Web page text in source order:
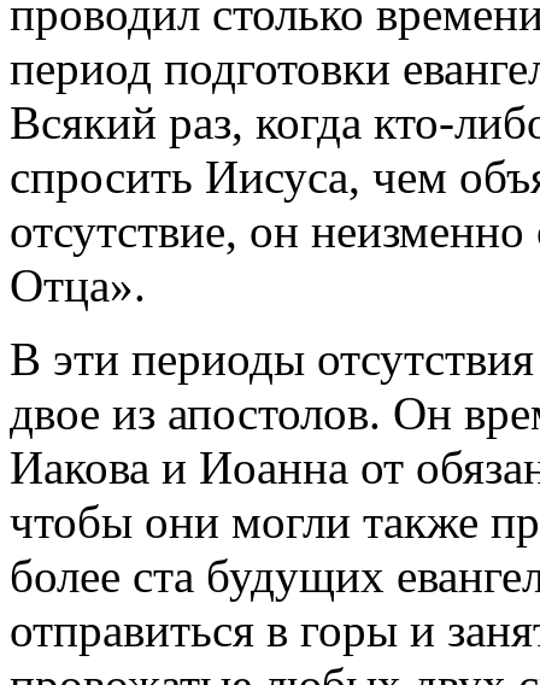
проводил столько
период подготовки
Всякий раз, когда кто-
спросить Иисуса, чем
отсутствие, он
Отца».
В эти периоды
двое из апостолов. Он
Иакова и Иоанна от
чтобы они могли также
более ста будущих
отправиться в горы и